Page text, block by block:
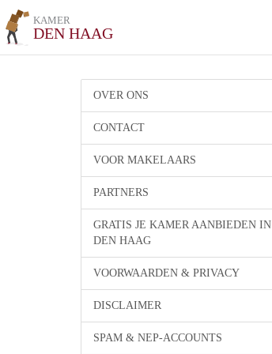
KAMER
DEN HAAG
OVER ONS
CONTACT
VOOR MAKELAARS
PARTNERS
GRATIS JE KAMER AANBIEDEN IN
DEN HAAG
VOORWAARDEN & PRIVACY
DISCLAIMER
SPAM & NEP-ACCOUNTS